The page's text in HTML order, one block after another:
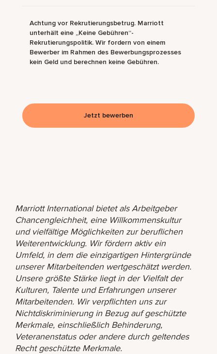
Marriott International bietet als Arbeitgeber
Chancengleichheit, eine Willkommenskultur
und vielfältige Möglichkeiten zur beruflichen
Weiterentwicklung. Wir fördern aktiv ein
Umfeld, in dem die einzigartigen Hintergründe
unserer Mitarbeitenden wertgeschätzt werden.
Unsere größte Stärke liegt in der Vielfalt der
Kulturen, Talente und Erfahrungen unserer
Mitarbeitenden. Wir verpflichten uns zur
Nichtdiskriminierung in Bezug auf geschützte
Merkmale, einschließlich Behinderung,
Veteranenstatus oder andere durch geltendes
Recht geschützte Merkmale.
Achtung vor Rekrutierungsbetrug. Marriott
unterhält eine „Keine Gebühren“-
Rekrutierungspolitik. Wir fordern von einem
Bewerber im Rahmen des Bewerbungsprozesses
kein Geld und berechnen keine Gebühren.
Jetzt bewerben